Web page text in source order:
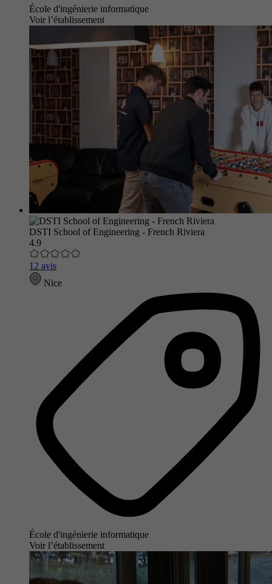
École d'ingénierie informatique
Voir l’établissement
DSTI School of Engineering - French Riviera
4.9
12 avis
Nice
École d'ingénierie informatique
Voir l’établissement